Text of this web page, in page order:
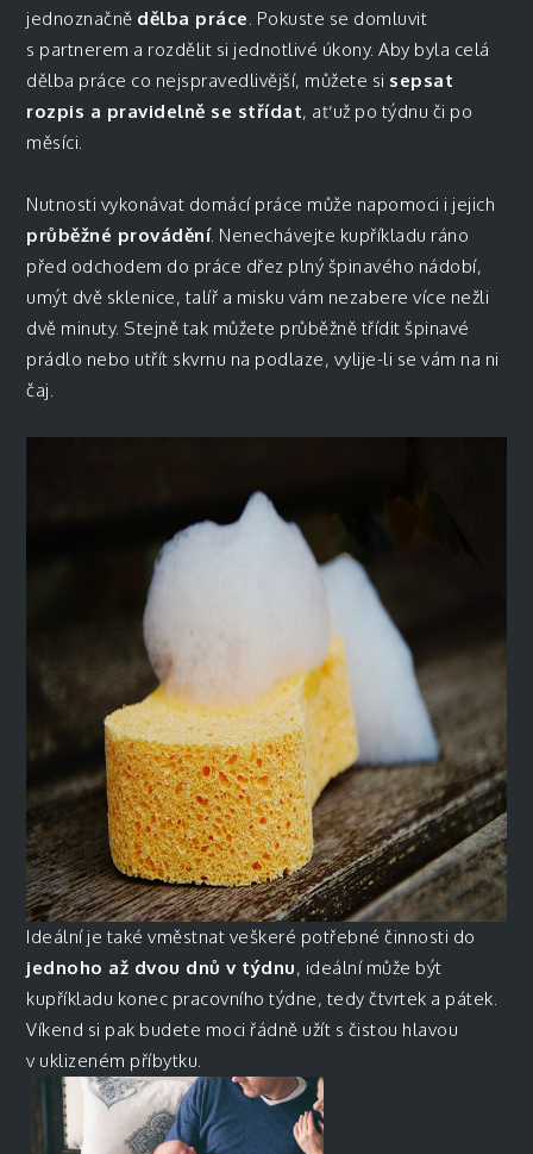
jednoznačně dělba práce . Pokuste se domluvit
s partnerem a rozdělit si jednotlivé úkony. Aby byla celá
dělba práce co nejspravedlivější, můžete si sepsat
rozpis a pravidelně se střídat, ať už po týdnu či po
měsíci.
Nutnosti vykonávat domácí práce může napomoci i jejich
průběžné provádění. Nenechávejte kupříkladu ráno
před odchodem do práce dřez plný špinavého nádobí,
umýt dvě sklenice, talíř a misku vám nezabere více nežli
dvě minuty. Stejně tak můžete průběžně třídit špinavé
prádlo nebo utřít skvrnu na podlaze, vylije-li se vám na ni
čaj.
Ideální je také vměstnat veškeré potřebné činnosti do
jednoho až dvou dnů v týdnu, ideální může být
kupříkladu konec pracovního týdne, tedy čtvrtek a pátek.
Víkend si pak budete moci řádně užít s čistou hlavou
v uklizeném příbytku.